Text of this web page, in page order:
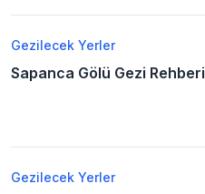
Gezilecek Yerler
Sapanca Gölü Gezi Rehberi
Gezilecek Yerler